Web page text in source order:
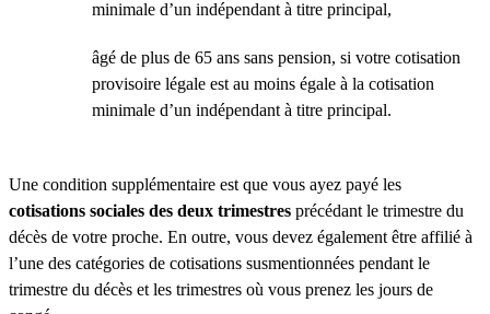
minimale d’un indépendant à titre principal,
âgé de plus de 65 ans sans pension, si votre cotisation
provisoire légale est au moins égale à la cotisation
minimale d’un indépendant à titre principal.
Une condition supplémentaire est que vous ayez payé les
cotisations sociales des deux trimestres précédant le trimestre du
décès de votre proche. En outre, vous devez également être affilié à
l’une des catégories de cotisations susmentionnées pendant le
trimestre du décès et les trimestres où vous prenez les jours de